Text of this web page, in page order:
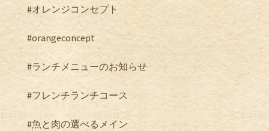
#オレンジコンセプト
#orangeconcept
#ランチメニューのお知らせ
#フレンチランチコース
#魚と肉の選べるメイン